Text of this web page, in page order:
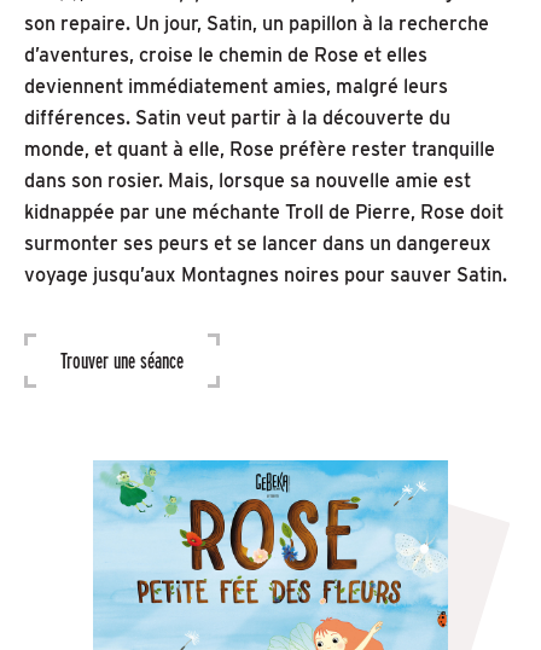
son repaire. Un jour, Satin, un papillon à la recherche
d’aventures, croise le chemin de Rose et elles
deviennent immédiatement amies, malgré leurs
différences. Satin veut partir à la découverte du
monde, et quant à elle, Rose préfère rester tranquille
dans son rosier. Mais, lorsque sa nouvelle amie est
kidnappée par une méchante Troll de Pierre, Rose doit
surmonter ses peurs et se lancer dans un dangereux
voyage jusqu’aux Montagnes noires pour sauver Satin.
Trouver une séance